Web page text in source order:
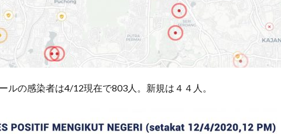
ルの感染者は4/12現在で803人。新規は４４人。